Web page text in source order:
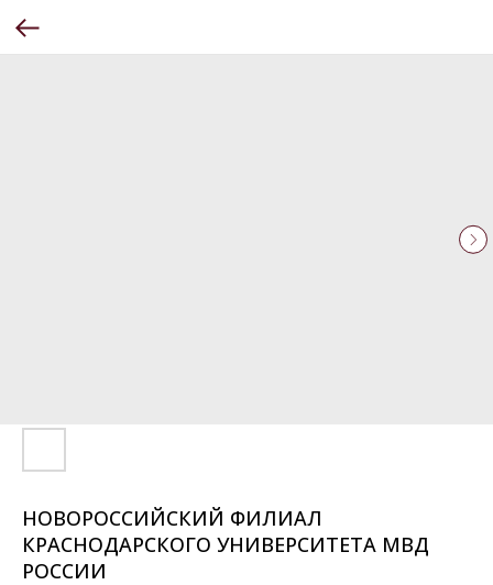
НОВОРОССИЙСКИЙ ФИЛИАЛ
КРАСНОДАРСКОГО УНИВЕРСИТЕТА МВД
РОССИИ